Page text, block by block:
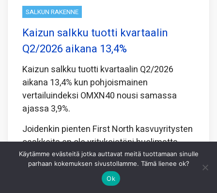
SALKUN RAKENNE
Kaizun salkku tuotti kvartaalin
Q2/2026 aikana 13,4%
Kaizun salkku tuotti kvartaalin Q2/2026
aikana 13,4% kun pohjoismainen
vertailuindeksi OMXN40 nousi samassa
ajassa 3,9%.
Joidenkin pienten First North kasvuyritysten
osakkeita en ole yrityksistäni huolimatta
onnistunut
Käytämme evästeitä jotka auttavat meitä tuottamaan sinulle
parhaan kokemuksen sivustollamme. Tämä lienee ok?
Ok